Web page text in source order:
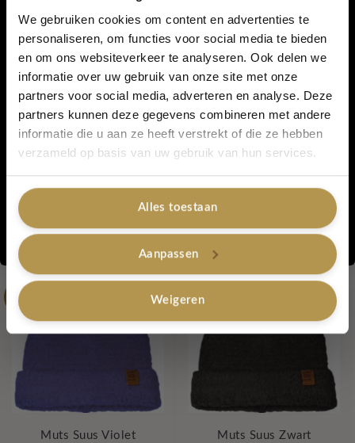
We gebruiken cookies om content en advertenties te
personaliseren, om functies voor social media te bieden
en om ons websiteverkeer te analyseren. Ook delen we
informatie over uw gebruik van onze site met onze
partners voor social media, adverteren en analyse. Deze
partners kunnen deze gegevens combineren met andere
informatie die u aan ze heeft verstrekt of die ze hebben
verzameld op basis van uw gebruik van hun services.
Alles toestaan
Aanpassen
Weigeren
Het formaat van de zakjes is 12×16 cm en heeft een bodem.
Ideaal om een klein kerst cadeautje in te doen of te gebruiken
bij een traktatie en te vullen met snoepjes. Plak aan de
buitenkant een leuke sticker en klein cadeaukaartje en je
cadeautje is helemaal af!
Categorieën: Lovely Sale
Gerelateerde producten
-50%
Muts Suus Violet
-50%
Muts Suus Zwart
5% korting...
Ja, graag!
Nee, bedankt